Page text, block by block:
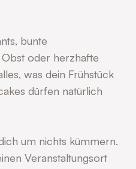
bunte
oder herzhafte
was dein Frühstück
dürfen natürlich
um nichts kümmern.
Veranstaltungsort